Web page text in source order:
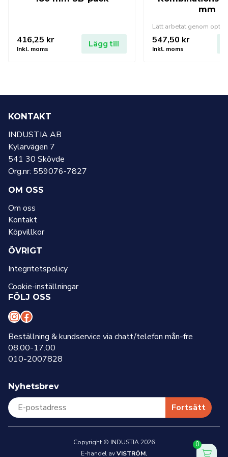
416,25 kr
Inkl. moms
Lägg till
mm
547,50 kr
Inkl. moms
KONTAKT
INDUSTIA AB
Kylarvägen 7
541 30 Skövde
Org.nr: 559076-7827
OM OSS
Om oss
Kontakt
Köpvillkor
ÖVRIGT
Integritetspolicy
Cookie-inställningar
FÖLJ OSS
I
n
s
t
a
g
r
a
F
a
c
e
b
o
o
k
Beställning & kundservice via chatt/telefon mån-fre
08.00-17.00
010-2007828
Nyhetsbrev
Fortsätt
Copyright © INDUSTIA 2026
E-handel avVISTRÖM
0